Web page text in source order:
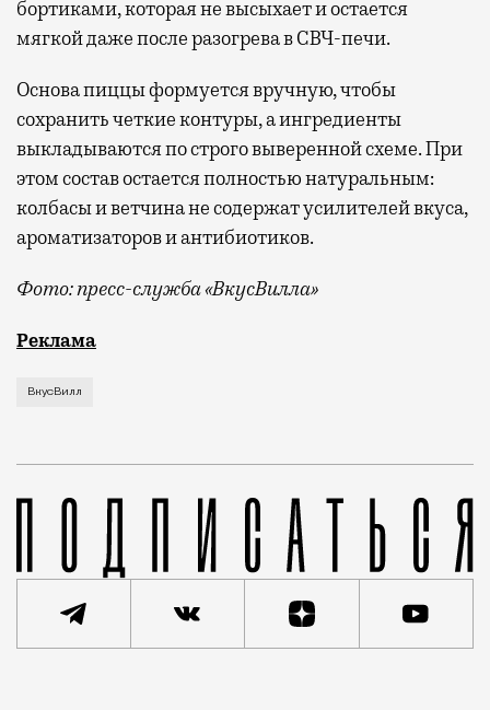
бортиками, которая не высыхает и остается
мягкой даже после разогрева в СВЧ-печи.
Основа пиццы формуется вручную, чтобы
сохранить четкие контуры, а ингредиенты
выкладываются по строго выверенной схеме. При
этом состав остается полностью натуральным:
колбасы и ветчина не содержат усилителей вкуса,
ароматизаторов и антибиотиков.
Фото: пресс-служба «ВкусВилла»
У «ВкусВилла» появился ответ на вопрос, чем
Реклама
ВкусВилл